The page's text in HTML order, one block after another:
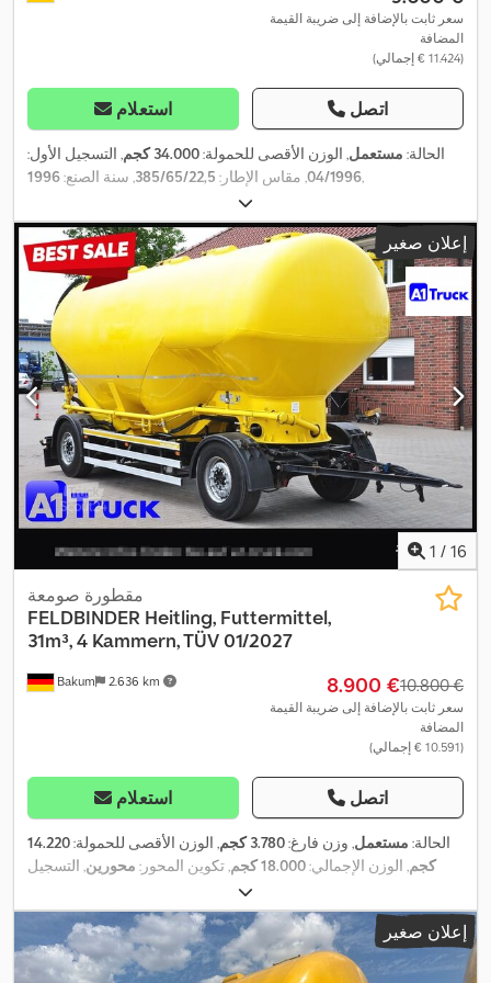
سعر ثابت بالإضافة إلى ضريبة القيمة
المضافة
(‏11.424 € إجمالي)
استعلام اتصل
الحالة: مستعمل, الوزن الأقصى للحمولة:34.000 كجم
, التسجيل الأول:
04/1996, مقاس الإطار: 385/65/22,5, سنة الصنع:1996 ,
إعلان صغير
1 / 16
Bakum 2.636 km
مقطورة صومعة
FELDBINDER Heitling, Futtermittel,
31m³, 4 Kammern, TÜV 01/2027
‏8.900 € ‏10.800 €
سعر ثابت بالإضافة إلى ضريبة القيمة
المضافة
(‏10.591 € إجمالي)
استعلام اتصل
الحالة: مستعمل, وزن فارغ:3.780 كجم , الوزن الأقصى للحمولة:14.220
كجم, الوزن الإجمالي:18.000 كجم , تكوين المحور: محورين, التسجيل
, الفحص القادم (TÜV):
الإطار:385/65 22,5 , حالة الإطارات:60 نسبة مئوية , لون:أصفر, سنة
الصنع:2006 , مقاس الإطار الأمامي:385/65 22,5
, مقاس الإطار الخلفي:
385/65 22,5
, كابينة السائق:كابينة نهارية , فئة الانبعاثات: لا شيء, معدات:
إعلان صغير